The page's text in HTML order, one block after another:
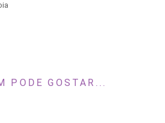
PODE GOSTAR...